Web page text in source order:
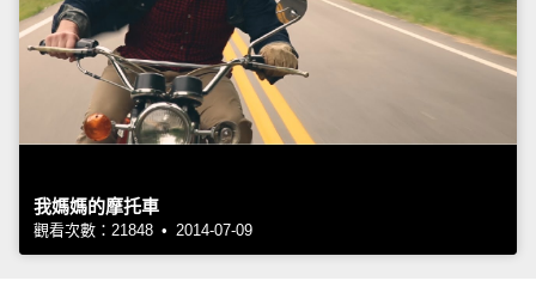
我媽媽的摩托車
觀看次數：21848 • 2014-07-09